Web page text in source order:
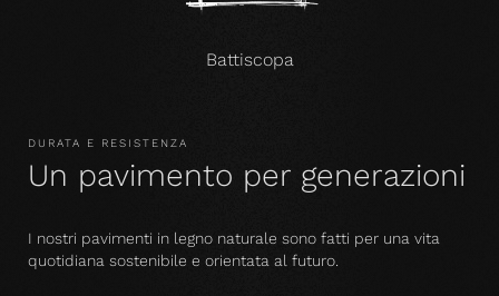
Battiscopa
DURATA E RESISTENZA
Un pavimento per generazioni
I nostri pavimenti in legno naturale sono fatti per una vita
quotidiana sostenibile e orientata al futuro.